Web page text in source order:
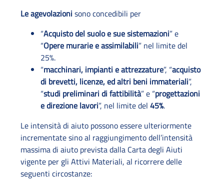
Le agevolazioni sono concedibili per
“Acquisto del suolo e sue sistemazioni” e
“Opere murarie e assimilabili” nel limite del
25%.
“macchinari, impianti e attrezzature”, “acquisto
di brevetti, licenze, ed altri beni immateriali”,
“studi preliminari di fattibilità” e “progettazioni
e direzione lavori”, nel limite del 45%.
Le intensità di aiuto possono essere ulteriormente
incrementate sino al raggiungimento dell’intensità
massima di aiuto prevista dalla Carta degli Aiuti
vigente per gli Attivi Materiali, al ricorrere delle
seguenti circostanze: